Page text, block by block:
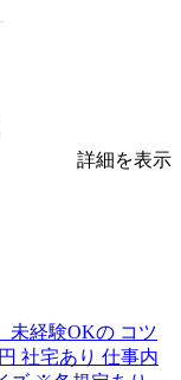
詳細を表示